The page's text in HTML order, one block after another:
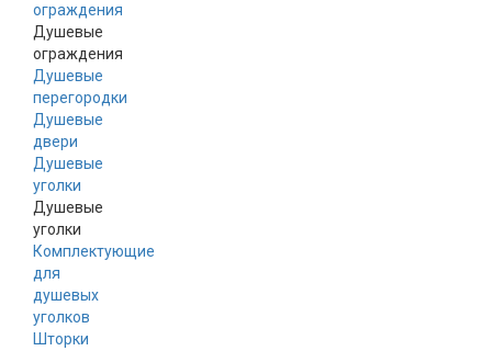
ограждения
Душевые
ограждения
Душевые
перегородки
Душевые
двери
Душевые
уголки
Душевые
уголки
Комплектующие
для
душевых
уголков
Шторки